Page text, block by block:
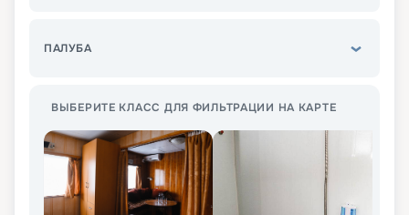
ПАЛУБА
ВЫБЕРИТЕ КЛАСС ДЛЯ ФИЛЬТРАЦИИ НА КАРТЕ